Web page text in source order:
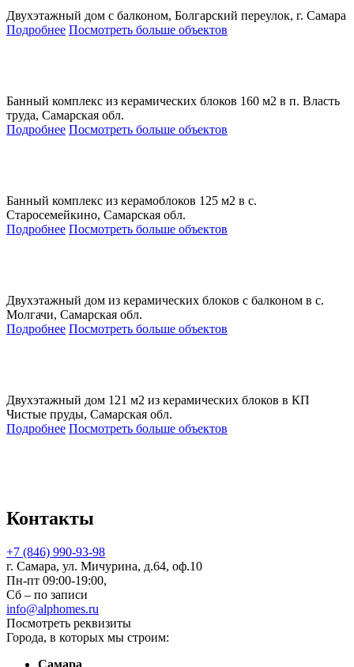
Двухэтажный дом с балконом, Болгарский переулок, г. Самара
Подробнее Посмотреть больше объектов
Банный комплекс из керамических блоков 160 м2 в п. Власть
труда, Самарская обл.
Подробнее Посмотреть больше объектов
Банный комплекс из керамоблоков 125 м2 в с.
Старосемейкино, Самарская обл.
Подробнее Посмотреть больше объектов
Двухэтажный дом из керамических блоков с балконом в с.
Молгачи, Самарская обл.
Подробнее Посмотреть больше объектов
Двухэтажный дом 121 м2 из керамических блоков в КП
Чистые пруды, Самарская обл.
Подробнее Посмотреть больше объектов
Контакты
+7 (846) 990-93-98
г. Самара, ул. Мичурина, д.64, оф.10
Пн-пт 09:00-19:00,
Сб – по записи
info@alphomes.ru
Посмотреть реквизиты
Города, в которых мы строим: